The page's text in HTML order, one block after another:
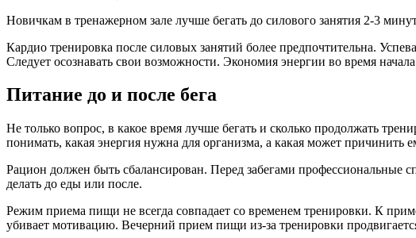
Новичкам в тренажерном зале лучше бегать до силового занятия 2-3
Кардио тренировка после силовых занятий более предпочтительна.
Следует осознавать свои возможности. Экономия энергии во время
Питание до и после бега
Не только вопрос, в какое время лучше бегать и сколько продолжать
понимать, какая энергия нужна для организма, а какая может причинить
Рацион должен быть сбалансирован. Перед забегами профессиональные
делать до еды или после.
Режим приема пищи не всегда совпадает со временем тренировки. К
убивает мотивацию. Вечерний прием пищи из-за тренировки